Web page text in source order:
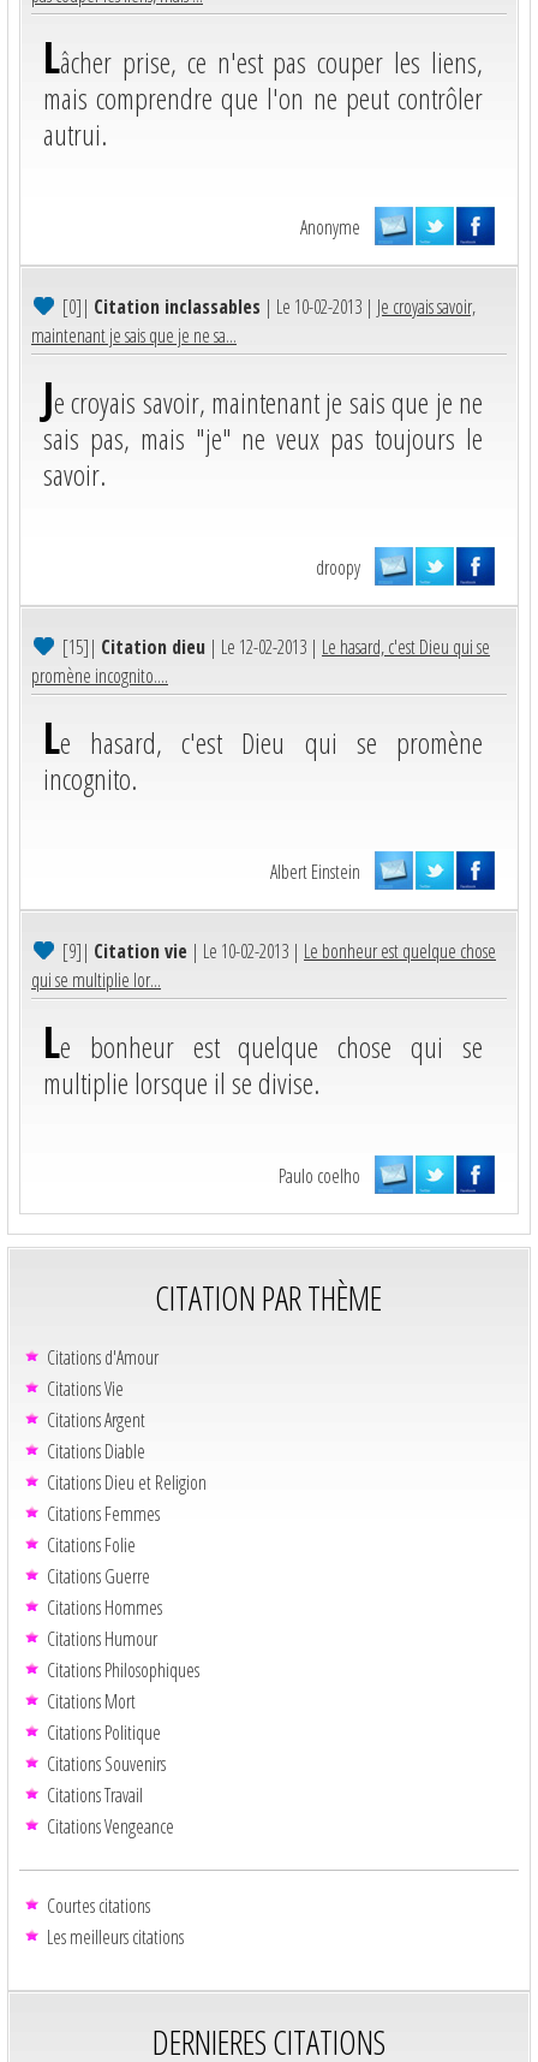
Lâcher prise, ce n'est pas couper les liens,
mais comprendre que l'on ne peut contrôler
autrui.
Anonyme
[0]| Citation inclassables | Le 10-02-2013 | Je croyais savoir,
maintenant je sais que je ne sa...
Je croyais savoir, maintenant je sais que je ne
sais pas, mais "je" ne veux pas toujours le
savoir.
droopy
[15]| Citation dieu | Le 12-02-2013 | Le hasard, c'est Dieu qui se
promène incognito....
Le hasard, c'est Dieu qui se promène
incognito.
Albert Einstein
[9]| Citation vie | Le 10-02-2013 | Le bonheur est quelque chose
qui se multiplie lor...
Le bonheur est quelque chose qui se
multiplie lorsque il se divise.
Paulo coelho
CITATION PAR THÈME
Citations d'Amour
Citations Vie
Citations Argent
Citations Diable
Citations Dieu et Religion
Citations Femmes
Citations Folie
Citations Guerre
Citations Hommes
Citations Humour
Citations Philosophiques
Citations Mort
Citations Politique
Citations Souvenirs
Citations Travail
Citations Vengeance
Courtes citations
Les meilleurs citations
DERNIERES CITATIONS